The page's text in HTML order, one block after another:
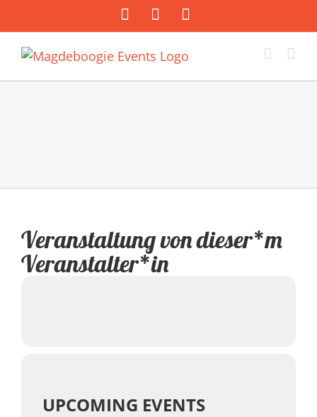
Inhalt
springen
FacebookInstagram
Mail
Veranstaltung von dieser*m
Veranstalter*in
UPCOMING EVENTS